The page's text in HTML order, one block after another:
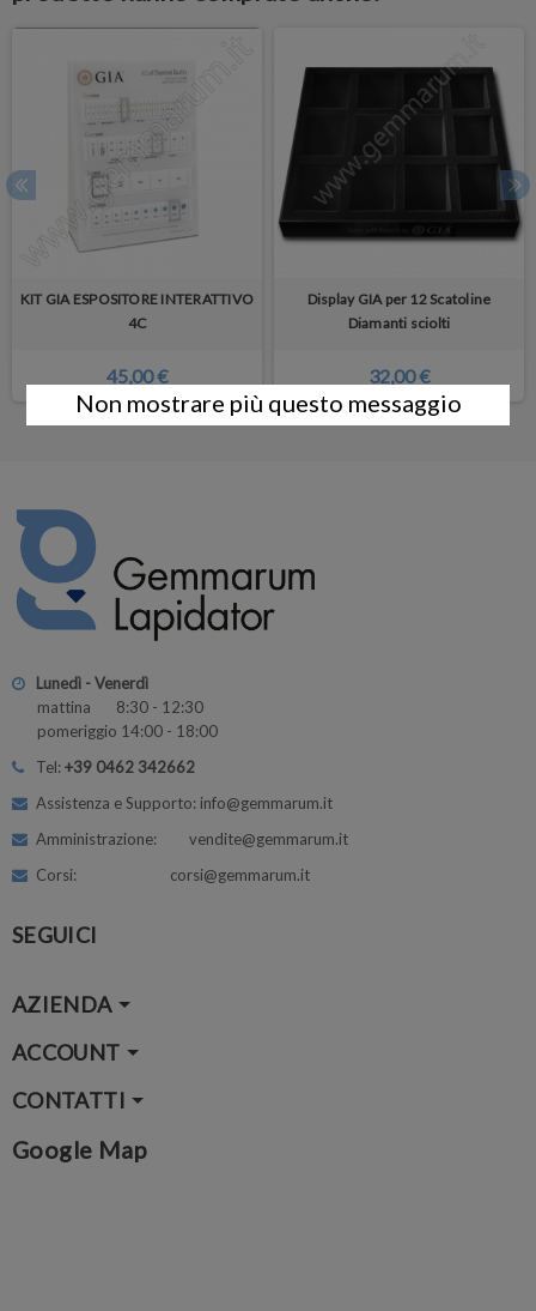
KIT GIA ESPOSITORE INTERATTIVO
4C
45,00 €
Display GIA per 12 Scatoline
Diamanti sciolti
32,00 €
Lunedì - Venerdì
mattina 8:30 - 12:30
pomeriggio 14:00 - 18:00
Tel:+39 0462 342662
Assistenza e Supporto: info@gemmarum.it
Amministrazione: vendite@gemmarum.it
Corsi: corsi@gemmarum.it
SEGUICI
AZIENDA
ACCOUNT
CONTATTI
Google Map
Non mostrare più questo messaggio